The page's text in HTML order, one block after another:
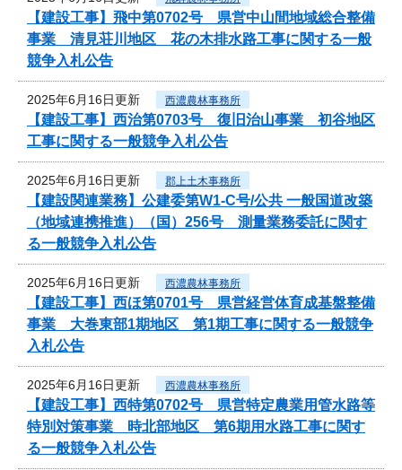
【建設工事】飛中第0702号 県営中山間地域総合整備
事業 清見荘川地区 花の木排水路工事に関する一般
競争入札公告
2025年6月16日更新 西濃農林事務所
【建設工事】西治第0703号 復旧治山事業 初谷地区
工事に関する一般競争入札公告
2025年6月16日更新 郡上土木事務所
【建設関連業務】公建委第W1-C号/公共 一般国道改築
（地域連携推進）（国）256号 測量業務委託に関す
る一般競争入札公告
2025年6月16日更新 西濃農林事務所
【建設工事】西ほ第0701号 県営経営体育成基盤整備
事業 大巻東部1期地区 第1期工事に関する一般競争
入札公告
2025年6月16日更新 西濃農林事務所
【建設工事】西特第0702号 県営特定農業用管水路等
特別対策事業 時北部地区 第6期用水路工事に関す
る一般競争入札公告